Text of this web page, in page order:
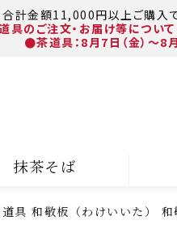
合計金額11,000円以上ご購入
具のご注文・お届け等について
●茶道具：8月7日（金）～8
抹茶そば
具 和敬板（わけいいた）